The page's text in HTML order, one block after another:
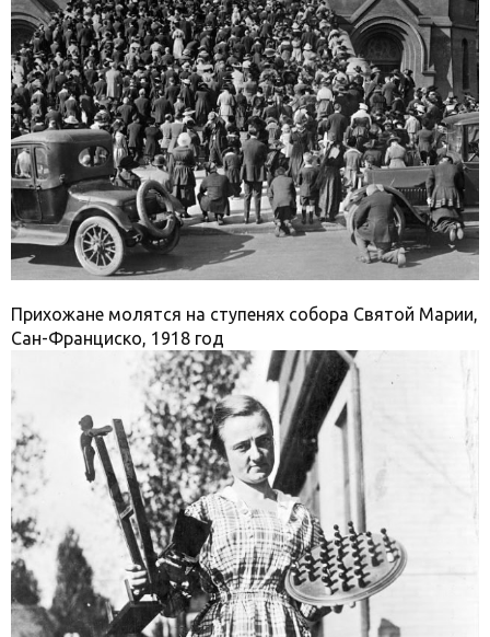
Прихожане молятся на ступенях собора Святой Марии,
Сан-Франциско, 1918 год